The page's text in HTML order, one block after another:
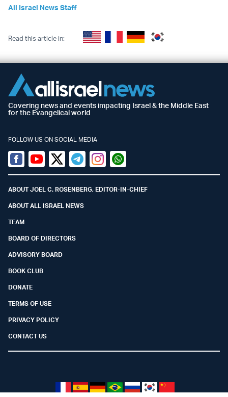
All Israel News Staff
Read this article in:
Covering news and events impacting Israel & the Middle East
for the Evangelical world
FOLLOW US ON SOCIAL MEDIA
Facebook
YoutubeTwitter (X)
TelegramInstagramWhatsapp
ABOUT JOEL C. ROSENBERG, EDITOR-IN-CHIEF
ABOUT ALL ISRAEL NEWS
TEAM
BOARD OF DIRECTORS
ADVISORY BOARD
BOOK CLUB
DONATE
TERMS OF USE
PRIVACY POLICY
CONTACT US